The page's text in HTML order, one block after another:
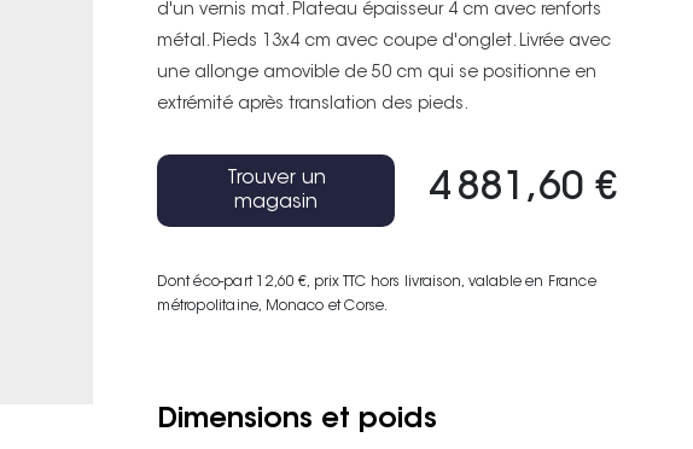
d'un vernis mat. Plateau épaisseur 4 cm avec renforts
métal. Pieds 13x4 cm avec coupe d'onglet. Livrée avec
une allonge amovible de 50 cm qui se positionne en
extrémité après translation des pieds.
4 881,60 €
Dont éco-part 12,60 €, prix TTC hors livraison, valable en France
métropolitaine, Monaco et Corse.
Trouver un
magasin
Dimensions et poids